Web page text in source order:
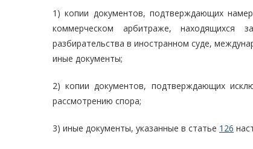
1) копии документов, подтверждающих
коммерческом арбитраже, находящихся
разбирательства в иностранном суде,
иные документы;
2) копии документов, подтверждающих
рассмотрению спора;
3) иные документы, указанные в статье 126